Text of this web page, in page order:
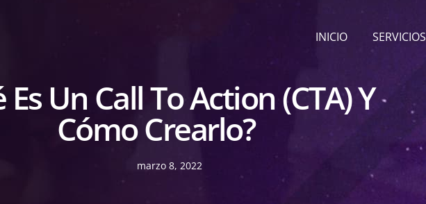
INICIO SERVICIOS
Es Un Call To Action (CTA) Y
Cómo Crearlo?
marzo 8, 2022